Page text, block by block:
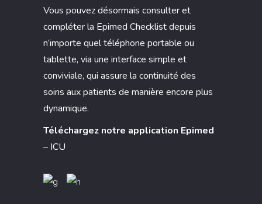
Vous pouvez désormais consulter et
compléter la Epimed Checklist depuis
n’importe quel téléphone portable ou
tablette, via une interface simple et
conviviale, qui assure la continuité des
soins aux patients de manière encore plus
dynamique.
Téléchargez notre application Epimed
– ICU